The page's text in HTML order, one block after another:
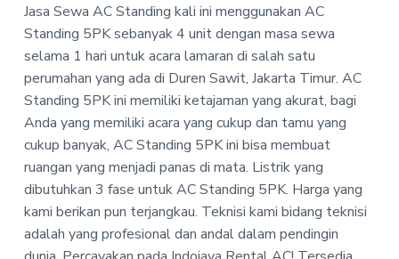
P
T
-
I
n
d
o
j
a
y
a
R
e
n
t
a
Jasa Sewa AC Standing kali ini menggunakan AC
Standing 5PK sebanyak 4 unit dengan masa sewa
selama 1 hari untuk acara lamaran di salah satu
perumahan yang ada di Duren Sawit, Jakarta Timur. AC
Standing 5PK ini memiliki ketajaman yang akurat, bagi
Anda yang memiliki acara yang cukup dan tamu yang
cukup banyak, AC Standing 5PK ini bisa membuat
ruangan yang menjadi panas di mata. Listrik yang
dibutuhkan 3 fase untuk AC Standing 5PK. Harga yang
kami berikan pun terjangkau. Teknisi kami bidang teknisi
adalah yang profesional dan andal dalam pendingin